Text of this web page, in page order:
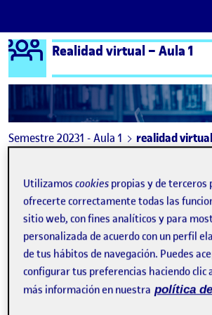
Saltar al contenido
Logo Ágora
Realidad virtual – Aula 1
Semestre 20231 - Aula 1 realidad virtual
realidad virtual
Publicado por
Publicado por
Azazel Fernández Prado
Visibilidad:
Pública Fecha de publicación
5 Dic 2023 2 marzo, 2024 5:58 pm
comentario en ¿Y
Utilizamoscookies propias y de terceros
ofrecerte correctamente todas las
sitio web, con fines analíticos y para
personalizada de acuerdo con un perfil
de tus hábitos de navegación. Puedes
configurar tus preferencias haciendo clic
más información en nuestra política